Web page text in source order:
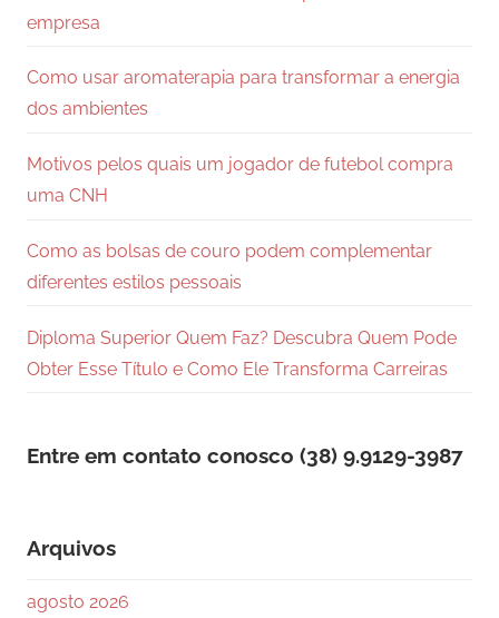
empresa
Como usar aromaterapia para transformar a energia
dos ambientes
Motivos pelos quais um jogador de futebol compra
uma CNH
Como as bolsas de couro podem complementar
diferentes estilos pessoais
Diploma Superior Quem Faz? Descubra Quem Pode
Obter Esse Título e Como Ele Transforma Carreiras
Entre em contato conosco (38) 9.9129-3987
Arquivos
agosto 2026